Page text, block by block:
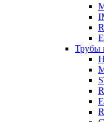
Трубы